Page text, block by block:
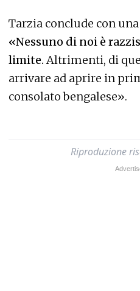
Tarzia conclude con
«Nessuno di noi è
limite. Altrimenti, di
arrivare ad aprire in
consolato bengalese».
Riproduzione